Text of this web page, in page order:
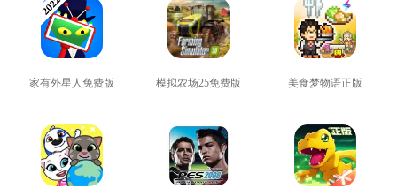
家有外星人免费版 模拟农场25免费版 美食梦物语正版